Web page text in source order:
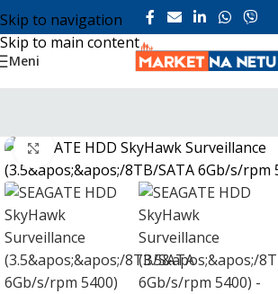
Skip to navigation
Skip to main content
Meni
Click to enlarge